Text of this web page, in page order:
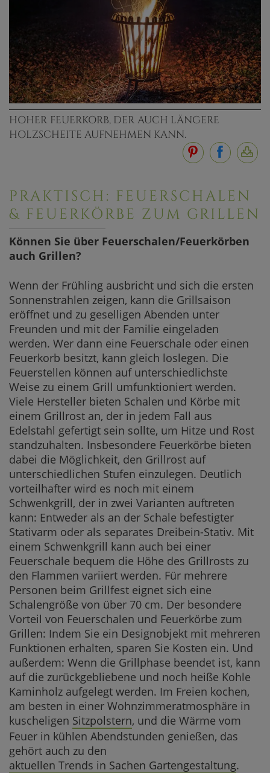
HOHER FEUERKORB, DER AUCH LÄNGERE
HOLZSCHEITE AUFNEHMEN KANN.
PRAKTISCH: FEUERSCHALEN
& FEUERKÖRBE ZUM GRILLEN
Können Sie über Feuerschalen/Feuerkörben
auch Grillen?
Wenn der Frühling ausbricht und sich die ersten
Sonnenstrahlen zeigen, kann die Grillsaison
eröffnet und zu geselligen Abenden unter
Freunden und mit der Familie eingeladen
werden. Wer dann eine Feuerschale oder einen
Feuerkorb besitzt, kann gleich loslegen. Die
Feuerstellen können auf unterschiedlichste
Weise zu einem Grill umfunktioniert werden.
Viele Hersteller bieten Schalen und Körbe mit
einem Grillrost an, der in jedem Fall aus
Edelstahl gefertigt sein sollte, um Hitze und Rost
standzuhalten. Insbesondere Feuerkörbe bieten
dabei die Möglichkeit, den Grillrost auf
unterschiedlichen Stufen einzulegen. Deutlich
vorteilhafter wird es noch mit einem
Schwenkgrill, der in zwei Varianten auftreten
kann: Entweder als an der Schale befestigter
Stativarm oder als separates Dreibein-Stativ. Mit
einem Schwenkgrill kann auch bei einer
Feuerschale bequem die Höhe des Grillrosts zu
den Flammen variiert werden. Für mehrere
Personen beim Grillfest eignet sich eine
Schalengröße von über 70 cm. Der besondere
Vorteil von Feuerschalen und Feuerkörbe zum
Grillen: Indem Sie ein Designobjekt mit mehreren
Funktionen erhalten, sparen Sie Kosten ein. Und
außerdem: Wenn die Grillphase beendet ist, kann
auf die zurückgebliebene und noch heiße Kohle
Kaminholz aufgelegt werden. Im Freien kochen,
am besten in einer Wohnzimmeratmosphäre in
kuscheligen Sitzpolstern, und die Wärme vom
Feuer in kühlen Abendstunden genießen, das
gehört auch zu den
aktuellen Trends in Sachen Gartengestaltung.